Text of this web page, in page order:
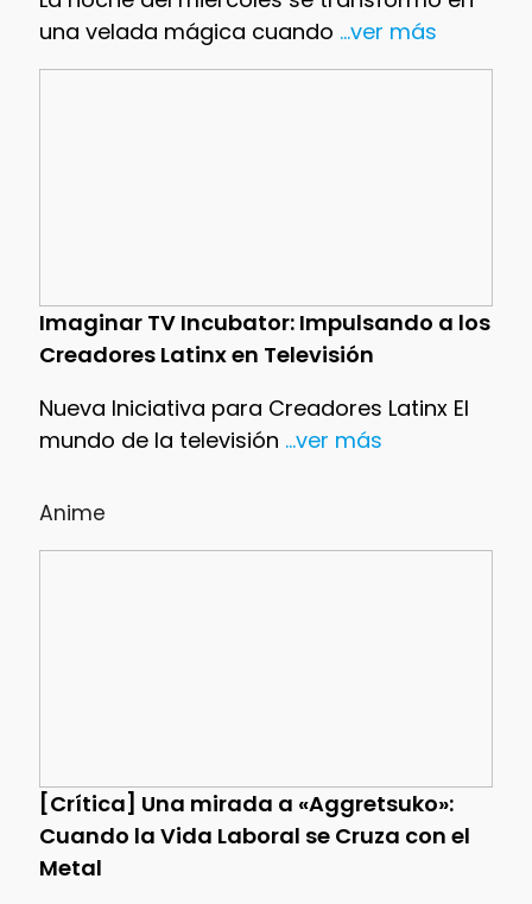
una velada mágica cuando ...ver más
Imaginar TV Incubator: Impulsando a los
Creadores Latinx en Televisión
Nueva Iniciativa para Creadores Latinx El
mundo de la televisión ...ver más
Anime
[Crítica] Una mirada a «Aggretsuko»:
Cuando la Vida Laboral se Cruza con el
Metal